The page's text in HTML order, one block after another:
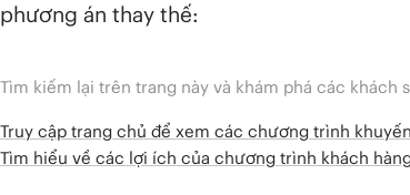
phương án thay thế:
Tìm kiếm lại trên trang này và khám phá các khách
Truy cập trang chủ để xem các chương trình
Tìm hiểu về các lợi ích của chương trình khách